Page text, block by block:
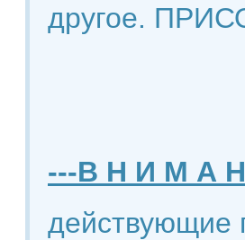
другое.
---В Н И М А
действующие